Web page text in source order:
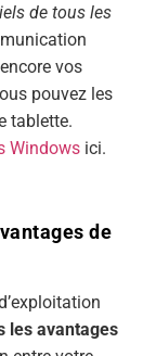
de tous les
vos
pouvez les
tablette.
Windows ici.
de
les avantages